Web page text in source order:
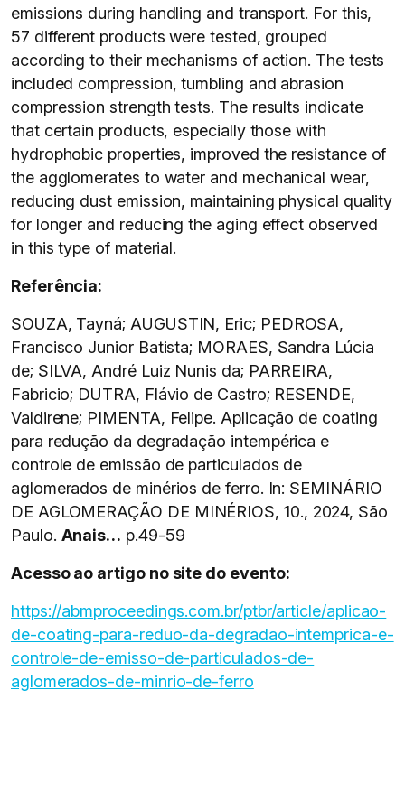
emissions during handling and transport. For this,
57 different products were tested, grouped
according to their mechanisms of action. The tests
included compression, tumbling and abrasion
compression strength tests. The results indicate
that certain products, especially those with
hydrophobic properties, improved the resistance of
the agglomerates to water and mechanical wear,
reducing dust emission, maintaining physical quality
for longer and reducing the aging effect observed
in this type of material.
Referência:
SOUZA, Tayná; AUGUSTIN, Eric; PEDROSA,
Francisco Junior Batista; MORAES, Sandra Lúcia
de; SILVA, André Luiz Nunis da; PARREIRA,
Fabricio; DUTRA, Flávio de Castro; RESENDE,
Valdirene; PIMENTA, Felipe. Aplicação de coating
para redução da degradação intempérica e
controle de emissão de particulados de
aglomerados de minérios de ferro. In: SEMINÁRIO
DE AGLOMERAÇÃO DE MINÉRIOS, 10., 2024, São
Paulo. Anais… p.49-59
Acesso ao artigo no site do evento:
https://abmproceedings.com.br/ptbr/article/aplicao-
de-coating-para-reduo-da-degradao-intemprica-e-
controle-de-emisso-de-particulados-de-
aglomerados-de-minrio-de-ferro